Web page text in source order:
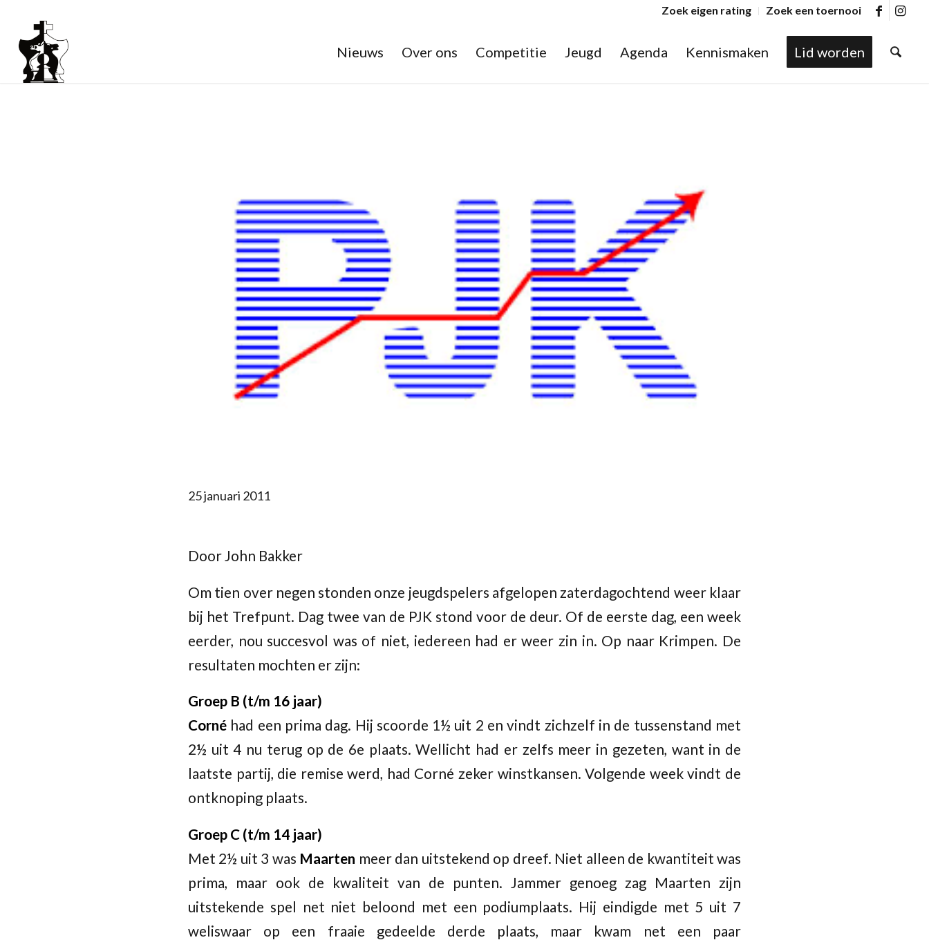
Zoek eigen rating Zoek een toernooi
Nieuws Over ons Competitie Jeugd Agenda Kennismaken Lid worden
25 januari 2011
Door John Bakker
Om tien over negen stonden onze jeugdspelers afgelopen zaterdagochtend weer klaar
bij het Trefpunt. Dag twee van de PJK stond voor de deur. Of de eerste dag, een week
eerder, nou succesvol was of niet, iedereen had er weer zin in. Op naar Krimpen. De
resultaten mochten er zijn:
Groep B (t/m 16 jaar)
Corné had een prima dag. Hij scoorde 1½ uit 2 en vindt zichzelf in de tussenstand met
2½ uit 4 nu terug op de 6e plaats. Wellicht had er zelfs meer in gezeten, want in de
laatste partij, die remise werd, had Corné zeker winstkansen. Volgende week vindt de
ontknoping plaats.
Groep C (t/m 14 jaar)
Met 2½ uit 3 was Maarten meer dan uitstekend op dreef. Niet alleen de kwantiteit was
prima, maar ook de kwaliteit van de punten. Jammer genoeg zag Maarten zijn
uitstekende spel net niet beloond met een podiumplaats. Hij eindigde met 5 uit 7
weliswaar op een fraaie gedeelde derde plaats, maar kwam net een paar